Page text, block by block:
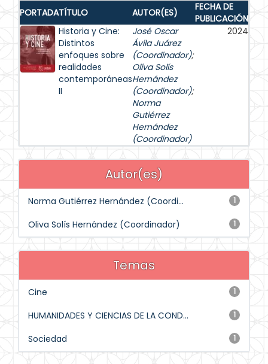
PORTADATÍTULO AUTOR(ES)
FECHA DE
PUBLICACIÓN
Historia y Cine:
Distintos
enfoques sobre
realidades
contemporáneas
II
José Oscar
Ávila Juárez
(Coordinador);
Oliva Solís
Hernández
(Coordinador);
Norma
Gutiérrez
Hernández
(Coordinador)
2024
Autor(es)
1
Norma Gutiérrez Hernández (Coordi...
1
Oliva Solís Hernández (Coordinador)
Temas
1
Cine
1
HUMANIDADES Y CIENCIAS DE LA COND...
1
Sociedad